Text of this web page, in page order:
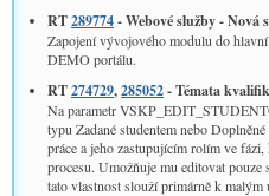
RT289774- Webové služby -
Zapojení vývojového modulu do
DEMO portálu.
RT274729,285052- Témata
Na parametr
typu Zadané studentem nebo
práce a jeho zastupujícím rolím ve
procesu. Umožňuje mu editovat
tato vlastnost slouží primárně k malým